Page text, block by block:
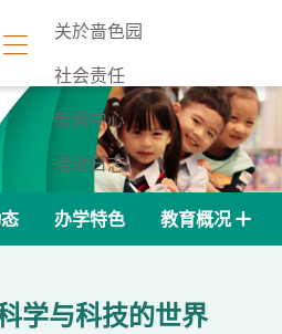
关於啬色园
社会责任
新闻中心
活动日志
联络我们
办学特色 教育概况
学与科技的世界